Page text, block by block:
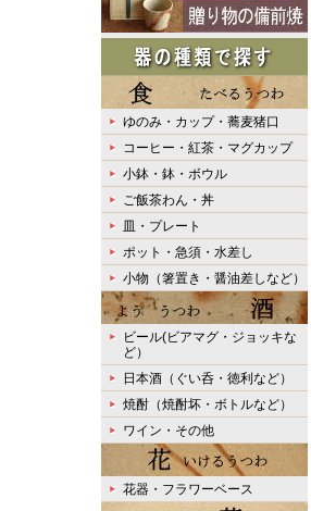
ゆのみ・カップ・蕎麦猪口
コーヒー・紅茶・マグカップ
小鉢・鉢・ボウル
ご飯茶わん・丼
皿・プレート
ポット・急須・水差し
小物（箸置き・醤油差しなど）
ビール(ビアマグ・ジョッキな
ど）
日本酒（ぐい呑・徳利など）
焼酎（焼酎坏・ボトルなど）
ワイン・その他
花器・フラワーベース